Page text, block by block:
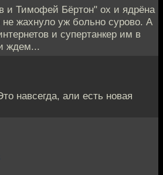
и Тимофей Бёртон" ох и ядрёна
жахнуло уж больно сурово. А
и супертанкер им в
ждем...
навсегда, али есть новая